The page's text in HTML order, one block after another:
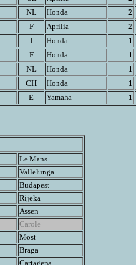
NL Honda 2
F Aprilia 2
I Honda 1
F Honda 1
NL Honda 1
CH Honda 1
E Yamaha 1
Le Mans
Vallelunga
Budapest
Rijeka
Assen
Carole
Most
Braga
Cartagena